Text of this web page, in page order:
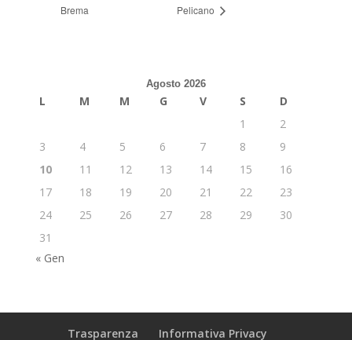
Brema
Pelicano
Agosto 2026
L M M G V S
D
1
2
3
4 5 6 7 8
9
10
11 12 13 14 15
16
17
18 19 20 21 22
23
24
25 26 27 28 29
30
31
« Gen
Trasparenza Informativa Privacy